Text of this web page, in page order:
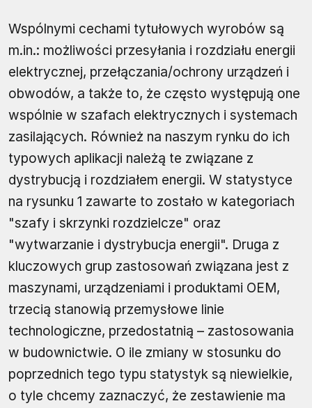
Wspólnymi cechami tytułowych wyrobów są
m.in.: możliwości przesyłania i rozdziału energii
elektrycznej, przełączania/ochrony urządzeń i
obwodów, a także to, że często występują one
wspólnie w szafach elektrycznych i systemach
zasilających. Również na naszym rynku do ich
typowych aplikacji należą te związane z
dystrybucją i rozdziałem energii. W statystyce
na rysunku 1 zawarte to zostało w kategoriach
"szafy i skrzynki rozdzielcze" oraz
"wytwarzanie i dystrybucja energii". Druga z
kluczowych grup zastosowań związana jest z
maszynami, urządzeniami i produktami OEM,
trzecią stanowią przemysłowe linie
technologiczne, przedostatnią – zastosowania
w budownictwie. O ile zmiany w stosunku do
poprzednich tego typu statystyk są niewielkie,
o tyle chcemy zaznaczyć, że zestawienie ma